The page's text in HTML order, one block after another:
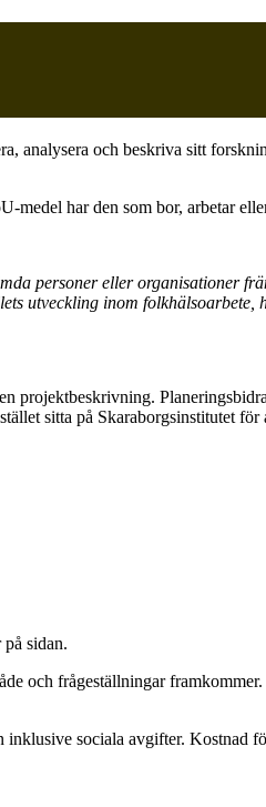
analysera och beskriva sitt
medel har den som bor, arbetar
personer eller organisationer
utveckling inom folkhälsoarbete,
projektbeskrivning.
sitta på Skaraborgsinstitutet
sidan.
och frågeställningar
sociala avgifter. Kostnad